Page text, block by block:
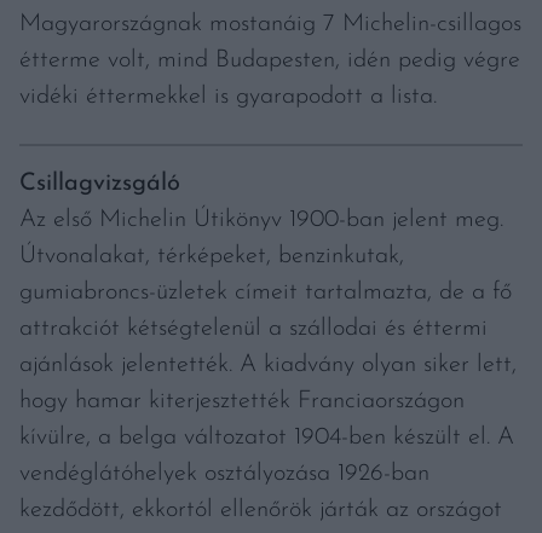
Magyarországnak mostanáig 7 Michelin-csillagos
étterme volt, mind Budapesten, idén pedig végre
vidéki éttermekkel is gyarapodott a lista.
Csillagvizsgáló
Az első Michelin Útikönyv 1900-ban jelent meg.
Útvonalakat, térképeket, benzinkutak,
gumiabroncs-üzletek címeit tartalmazta, de a fő
attrakciót kétségtelenül a szállodai és éttermi
ajánlások jelentették. A kiadvány olyan siker lett,
hogy hamar kiterjesztették Franciaországon
kívülre, a belga változatot 1904-ben készült el. A
vendéglátóhelyek osztályozása 1926-ban
kezdődött, ekkortól ellenőrök járták az országot